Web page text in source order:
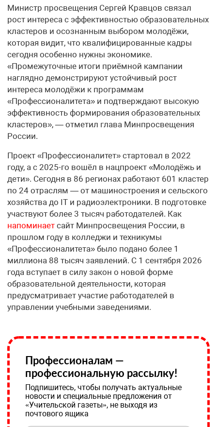
Министр просвещения Сергей Кравцов связал
рост интереса с эффективностью образовательных
кластеров и осознанным выбором молодёжи,
которая видит, что квалифицированные кадры
сегодня особенно нужны экономике.
«Промежуточные итоги приёмной кампании
наглядно демонстрируют устойчивый рост
интереса молодёжи к программам
«Профессионалитета» и подтверждают высокую
эффективность формирования образовательных
кластеров», — отметил глава Минпросвещения
России.
Проект «Профессионалитет» стартовал в 2022
году, а с 2025-го вошёл в нацпроект «Молодёжь и
дети». Сегодня в 86 регионах работают 601 кластер
по 24 отраслям — от машиностроения и сельского
хозяйства до IT и радиоэлектроники. В подготовке
участвуют более 3 тысяч работодателей. Как
напоминает сайт Минпросвещения России, в
прошлом году в колледжи и техникумы
«Профессионалитета» было подано более 1
миллиона 88 тысяч заявлений. С 1 сентября 2026
года вступает в силу закон о новой форме
образовательной деятельности, которая
предусматривает участие работодателей в
управлении учебными заведениями.
Профессионалам —
профессиональную рассылку!
Подпишитесь, чтобы получать актуальные
новости и специальные предложения от
«Учительской газеты», не выходя из
почтового ящика